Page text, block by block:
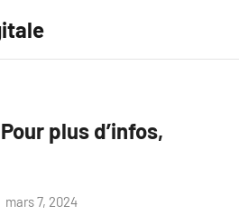
plus d’infos,
mars 7, 2024